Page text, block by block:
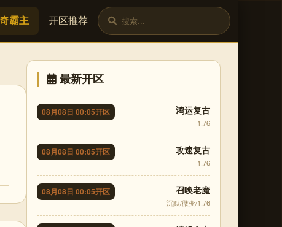
霸主 开区推荐
最新开区
08月08日 00:05开区 鸿运复古
1.76
08月08日 00:05开区 攻速复古
1.76
08月08日 00:05开区 召唤老魔
沉默/微变/1.76